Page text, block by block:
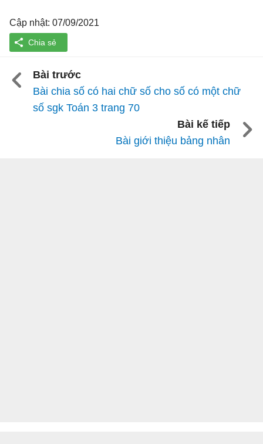
Cập nhật: 07/09/2021
Bài trước
Bài chia số có hai chữ số cho số có một chữ
số sgk Toán 3 trang 70
Bài kế tiếp
Bài giới thiệu bảng nhân